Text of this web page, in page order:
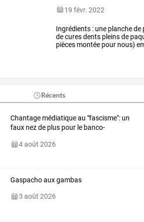
19 févr. 2022
Ingrédients : une planchede
decuresdents pleinsde
pièces montée pour nous)
Récents
Chantage médiatique au "fascisme": un
faux nez de plus pour le banco-
4 août 2026
Gaspacho aux gambas
3 août 2026